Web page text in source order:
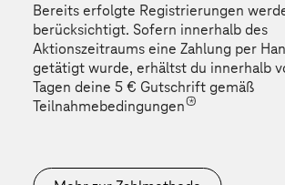
Bereits erfolgte Registrierungen
berücksichtigt. Sofern innerhalb des
Aktionszeitraums eine Zahlung per
getätigt wurde, erhältst du innerhalb
Tagen deine 5 € Gutschrift gemäß
Teilnahmebedingungen *